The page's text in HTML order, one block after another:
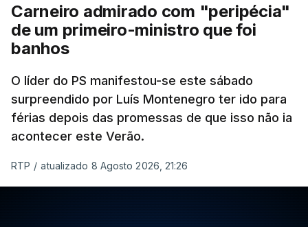
Carneiro admirado com "peripécia"
de um primeiro-ministro que foi
banhos
O líder do PS manifestou-se este sábado
surpreendido por Luís Montenegro ter ido para
férias depois das promessas de que isso não ia
acontecer este Verão.
RTP / atualizado 8 Agosto 2026, 21:26